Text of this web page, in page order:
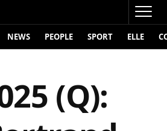
NEWS PEOPLE SPORT ELLE
(Q):